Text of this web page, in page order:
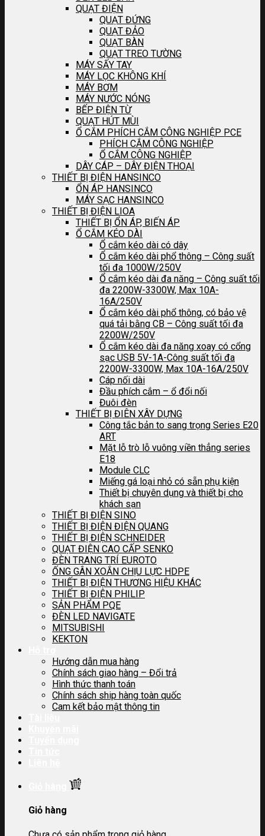
QUẠT ĐIỆN
QUẠT ĐỨNG
QUẠT ĐẢO
QUẠT BÀN
QUẠT TREO TƯỜNG
MÁY SẤY TAY
MÁY LỌC KHÔNG KHÍ
MÁY BƠM
MÁY NƯỚC NÓNG
BẾP ĐIỆN TỪ
QUẠT HÚT MÙI
Ổ CẮM PHÍCH CẮM CÔNG NGHIỆP PCE
PHÍCH CẮM CÔNG NGHIỆP
Ổ CẮM CÔNG NGHIỆP
DÂY CÁP – DÂY ĐIỆN THOẠI
THIẾT BỊ ĐIỆN HANSINCO
ỔN ÁP HANSINCO
MÁY SẠC HANSINCO
THIẾT BỊ ĐIỆN LIOA
THIẾT BỊ ỔN ÁP, BIẾN ÁP
Ổ CẮM KÉO DÀI
Ổ cắm kéo dài có dây
Ổ cắm kéo dài phổ thông – Công suất
tối đa 1000W/250V
Ổ cắm kéo dài đa năng – Công suất tối
đa 2200W-3300W, Max 10A-
16A/250V
Ổ cắm kéo dài phổ thông, có bảo vệ
quá tải bằng CB – Công suất tối đa
2200W/250V
Ổ cắm kéo dài đa năng xoay có cổng
sạc USB 5V-1A-Công suất tối đa
2200W-3300W, Max 10A-16A/250V
Cáp nối dài
Đầu phích cắm – ổ đổi nối
Đuôi đèn
THIẾT BỊ ĐIÊN XÂY DỰNG
Công tắc bản to sang trọng Series E20
ART
Mặt lỗ trò lỗ vuông viền thẳng series
E18
Module CLC
Miếng gá loại nhỏ có sẵn phụ kiện
Thiết bị chuyên dụng và thiết bị cho
khách sạn
THIẾT BỊ ĐIỆN SINO
THIẾT BỊ ĐIỆN ĐIỆN QUANG
THIẾT BỊ ĐIỆN SCHNEIDER
QUẠT ĐIỆN CAO CẤP SENKO
ĐÈN TRANG TRÍ EUROTO
ỐNG GÂN XOẮN CHỊU LỰC HDPE
THIẾT BỊ ĐIỆN THƯƠNG HIỆU KHÁC
THIẾT BỊ ĐIỆN PHILIP
SẢN PHẨM PQE
ĐÈN LED NAVIGATE
MITSUBISHI
KEKTON
Hướng dẫn mua hàng
Chính sách giao hàng – Đổi trả
Hình thức thanh toán
Chính sách ship hàng toàn quốc
Cam kết bảo mật thông tin
Giỏ hàng